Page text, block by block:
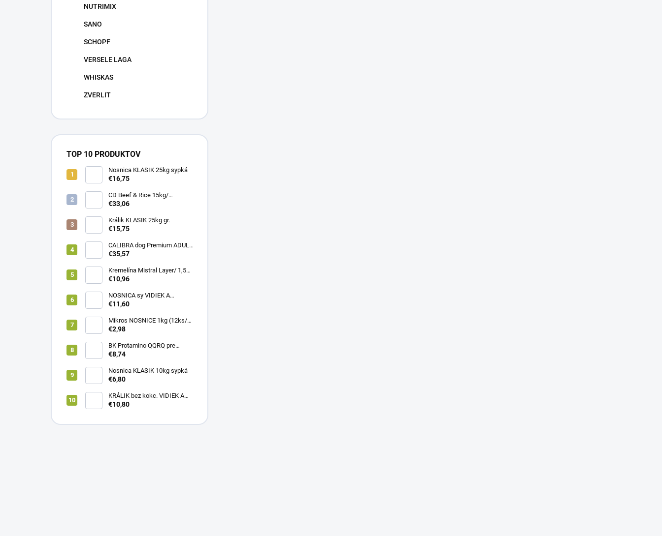
NUTRIMIX
SANO
SCHOPF
VERSELE LAGA
WHISKAS
ZVERLIT
TOP 10 PRODUKTOV
Nosnica KLASIK 25kg sypká
€16,75
CD Beef & Rice 15kg/
Superpremium food
€33,06
Králik KLASIK 25kg gr.
€15,75
CALIBRA dog Premium ADULT
LARGE 12kg
€35,57
Kremelína Mistral Layer/ 1,5
kg vedro
€10,96
NOSNICA sy VIDIEK A
TRADÍCIA 20kg (1paleta/
€11,60
Mikros NOSNICE 1kg (12ks/
1kartón)
€2,98
BK Protamino QQRQ pre
nosnice 5kg SANO
€8,74
Nosnica KLASIK 10kg sypká
€6,80
KRÁLIK bez kokc. VIDIEK A
TRADÍCIA 20kg (1paleta/
€10,80